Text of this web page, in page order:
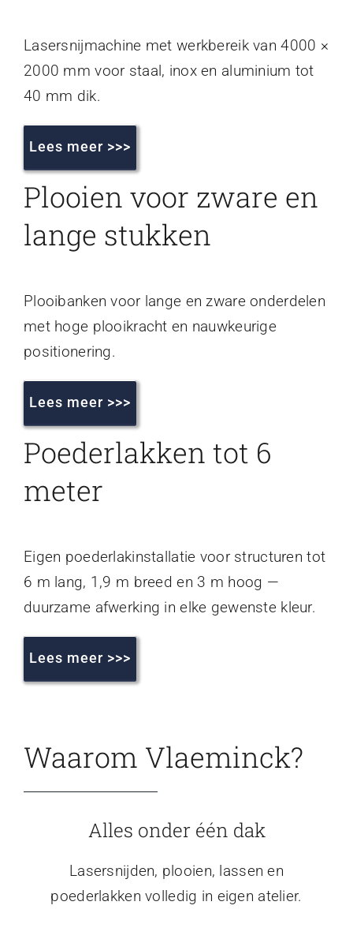
Lasersnijmachine met werkbereik van 4000 ×
2000 mm voor staal, inox en aluminium tot
40 mm dik.
Lees meer >>>
Plooien voor zware en
lange stukken
Plooibanken voor lange en zware onderdelen
met hoge plooikracht en nauwkeurige
positionering.
Lees meer >>>
Poederlakken tot 6
meter
Eigen poederlakinstallatie voor structuren tot
6 m lang, 1,9 m breed en 3 m hoog —
duurzame afwerking in elke gewenste kleur.
Lees meer >>>
Waarom Vlaeminck?
Alles onder één dak
Lasersnijden, plooien, lassen en
poederlakken volledig in eigen atelier.